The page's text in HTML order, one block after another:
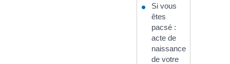
Si vous
êtes
pacsé :
acte de
naissance
de votre